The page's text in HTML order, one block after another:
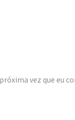
vez que eu